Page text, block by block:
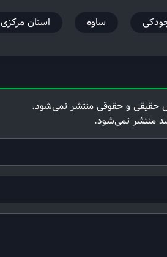
ساوه استان مرکزی
حقیقی و حقوقی منتشر نمی‌شود.
منتشر نمی‌شود.